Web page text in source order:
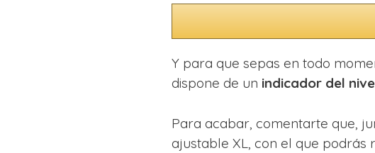
Y para que sepas en todo
dispone de un indicador del
Para acabar, comentarte que,
ajustable XL, con el que